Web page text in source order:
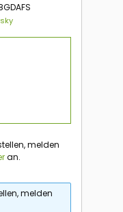
melden
an.
melden